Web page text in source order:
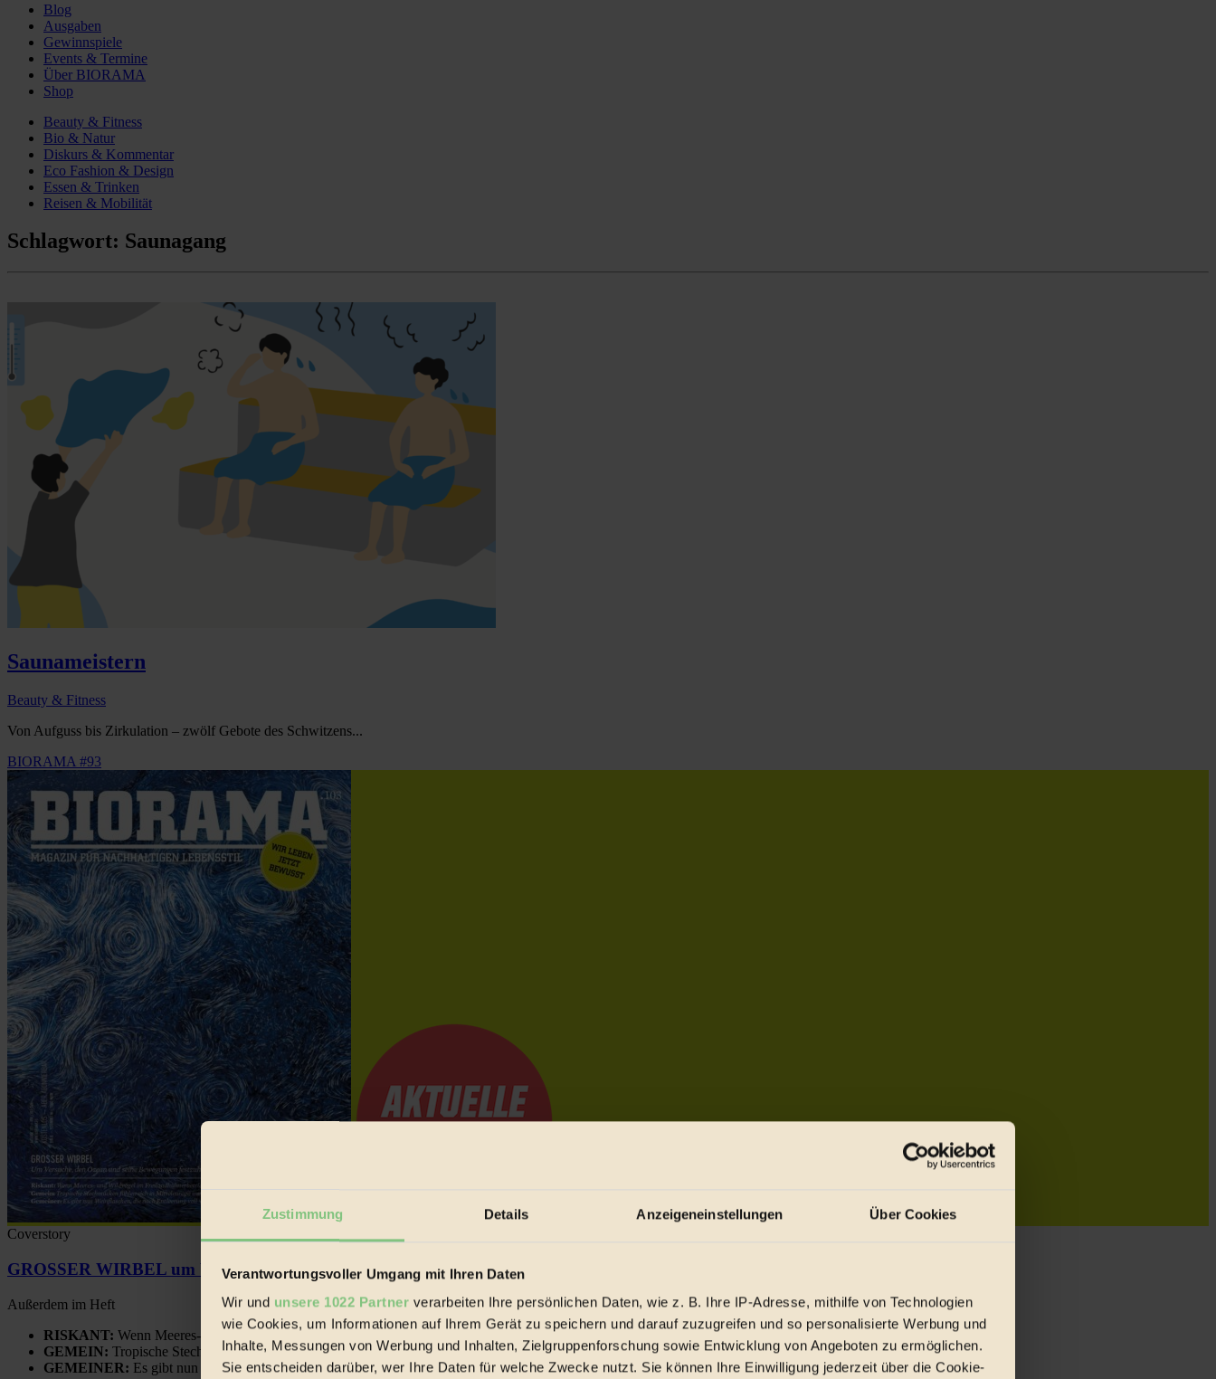
Zustimmung Details Anzeigeneinstellungen Über Cookies
Verantwortungsvoller Umgang mit Ihren Daten
Wir und unsere 1022 Partner verarbeiten Ihre persönlichen Daten, wie z. B. Ihre IP-Adresse, mithilfe von Technologien
wie Cookies, um Informationen auf Ihrem Gerät zu speichern und darauf zuzugreifen und so personalisierte Werbung und
Inhalte, Messungen von Werbung und Inhalten, Zielgruppenforschung sowie Entwicklung von Angeboten zu ermöglichen.
Sie entscheiden darüber, wer Ihre Daten für welche Zwecke nutzt. Sie können Ihre Einwilligung jederzeit über die Cookie-
Blog
Ausgaben
Gewinnspiele
Events & Termine
Über BIORAMA
Shop
Beauty & Fitness
Bio & Natur
Diskurs & Kommentar
Eco Fashion & Design
Essen & Trinken
Reisen & Mobilität
Schlagwort: Saunagang
Saunameistern
Beauty & Fitness
Von Aufguss bis Zirkulation – zwölf Gebote des Schwitzens...
BIORAMA #93
Coverstory
GROSSER WIRBEL um Versuche, den Ozean und seine Bewegungen festzuhalten.
Außerdem im Heft
RISKANT: Wenn Meeres- und Wildvögel im Freilandhühnerbetrieb vorbeischauen.
GEMEIN: Tropische Stechmücken fühlen sich in Mitteleuropa inziwschen oft zu Hause.
GEMEINER: Es gibt nun Weinflaschen, die nach Entleerung voll wieder zu dir zurückkommen.